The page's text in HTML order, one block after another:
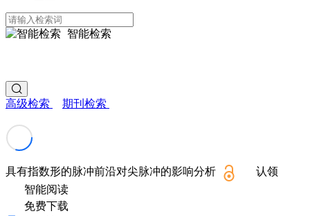
智能检索
高级检索 期刊检索
具有指数形的脉冲前沿对尖脉冲的影响分析
认领
智能阅读
免费下载